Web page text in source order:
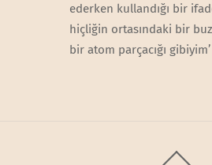
ederken kullandığı bir
hiçliğin ortasındaki bir
bir atom parçacığı gibiyim’